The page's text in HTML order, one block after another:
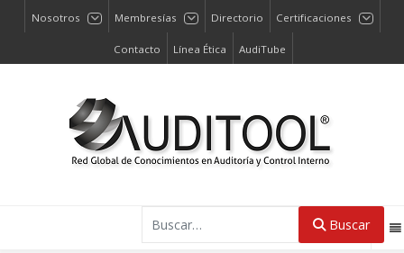
Nosotros Membresías Directorio Certificaciones
Contacto Línea Ética AudiTube
Buscar